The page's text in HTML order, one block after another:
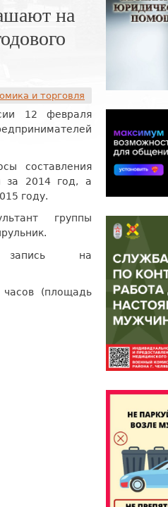
на
и торговля
12 февраля
составления
за 2014 год, а
году.
группы
запись на
(площадь